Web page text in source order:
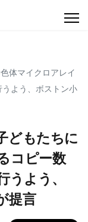
体マイクロアレイ
よう、ボストン小
どもたちに
コピー数
うよう、
提言